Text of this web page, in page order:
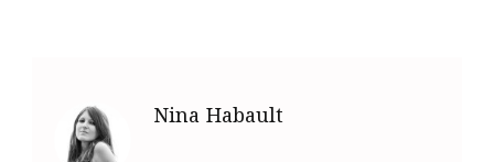
Nina Habault